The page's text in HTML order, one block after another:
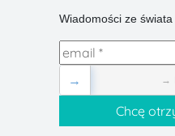
Wiadomości ze
→
→